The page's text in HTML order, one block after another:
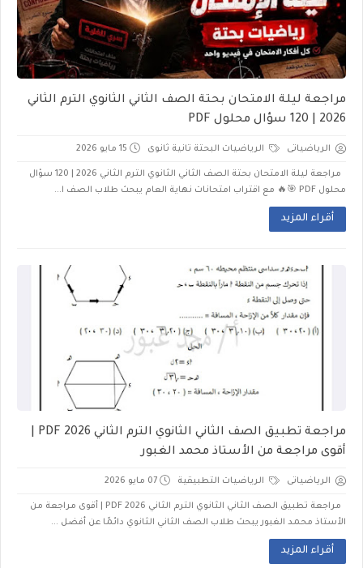
مراجعة ليلة الامتحان بحتة الصف الثاني الثانوي الترم الثاني
2026 | 120 سؤال محلول PDF
الرياضياتى الرياضيات البحتة تانية ثانوى 15 مايو 2026
مراجعة ليلة الامتحان بحتة الصف الثاني الثانوي الترم الثاني 2026 | 120 سؤال
محلول PDF 🎯🔥 مع اقتراب امتحانات نهاية العام يبحث طلاب الصف ا...
أقراء المزيد
مراجعة تطبيق الصف الثاني الثانوي الترم الثاني 2026 PDF |
أقوى مراجعة من الأستاذ محمد الغبور
الرياضياتى الرياضيات التطبيقية 07 مايو 2026
مراجعة تطبيق الصف الثاني الثانوي الترم الثاني 2026 PDF | أقوى مراجعة من
الأستاذ محمد الغبور يبحث طلاب الصف الثاني الثانوي دائمًا عن أفضل ...
أقراء المزيد